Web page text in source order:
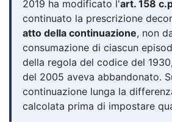
2019 ha modificato l'art. 158
continuato la prescrizione
atto della continuazione, non
consumazione di ciascun
della regola del codice del
del 2005 aveva abbandonato.
continuazione lunga la
calcolata prima di impostare